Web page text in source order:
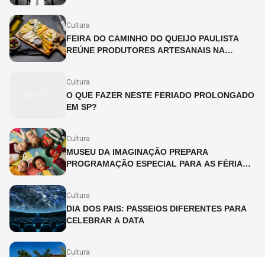
Cultura
FEIRA DO CAMINHO DO QUEIJO PAULISTA
REÚNE PRODUTORES ARTESANAIS NA
Cultura
O QUE FAZER NESTE FERIADO PROLONGADO
EM SP?
Cultura
MUSEU DA IMAGINAÇÃO PREPARA
PROGRAMAÇÃO ESPECIAL PARA AS FÉRIAS
Cultura
DIA DOS PAIS: PASSEIOS DIFERENTES PARA
CELEBRAR A DATA
Cultura